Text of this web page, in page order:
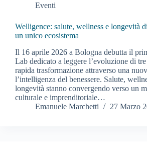
Eventi
Welligence: salute, wellness e longevità
un unico ecosistema
Il 16 aprile 2026 a Bologna debutta il
Lab dedicato a leggere l’evoluzione di
rapida trasformazione attraverso una
l’intelligenza del benessere. Salute,
longevità stanno convergendo verso un
culturale e imprenditoriale…
Emanuele Marchetti
27 Marzo